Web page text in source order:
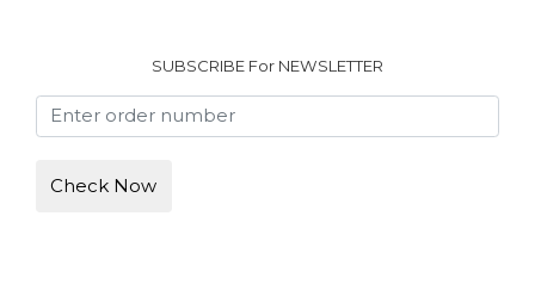
SUBSCRIBE For NEWSLETTER